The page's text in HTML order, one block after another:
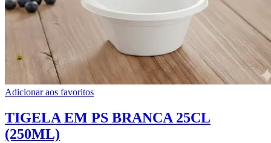
Adicionar aos favoritos
TIGELA EM PS BRANCA 25CL
(250ML)